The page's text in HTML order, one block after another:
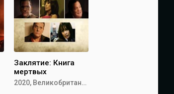
Заклятие: Книга
мертвых
2020, Великобритания